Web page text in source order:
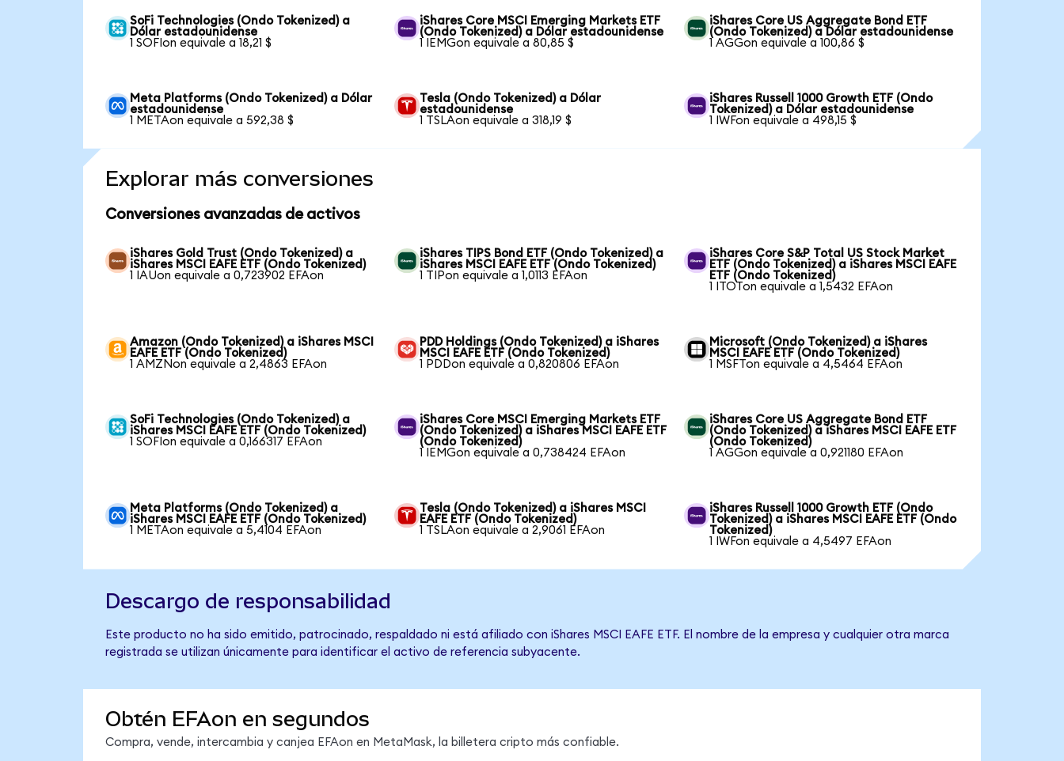
SoFi Technologies (Ondo Tokenized) a
Dólar estadounidense
1 SOFIon equivale a 18,21 $
iShares Core MSCI Emerging Markets ETF
(Ondo Tokenized) a Dólar estadounidense
1 IEMGon equivale a 80,85 $
iShares Core US Aggregate Bond ETF
(Ondo Tokenized) a Dólar estadounidense
1 AGGon equivale a 100,86 $
Meta Platforms (Ondo Tokenized) a Dólar
estadounidense
1 METAon equivale a 592,38 $
Tesla (Ondo Tokenized) a Dólar
estadounidense
1 TSLAon equivale a 318,19 $
iShares Russell 1000 Growth ETF (Ondo
Tokenized) a Dólar estadounidense
1 IWFon equivale a 498,15 $
Explorar más conversiones
Conversiones avanzadas de activos
iShares Gold Trust (Ondo Tokenized) a
iShares MSCI EAFE ETF (Ondo Tokenized)
1 IAUon equivale a 0,723902 EFAon
iShares TIPS Bond ETF (Ondo Tokenized) a
iShares MSCI EAFE ETF (Ondo Tokenized)
1 TIPon equivale a 1,0113 EFAon
iShares Core S&P Total US Stock Market
ETF (Ondo Tokenized) a iShares MSCI EAFE
ETF (Ondo Tokenized)
1 ITOTon equivale a 1,5432 EFAon
Amazon (Ondo Tokenized) a iShares MSCI
EAFE ETF (Ondo Tokenized)
1 AMZNon equivale a 2,4863 EFAon
PDD Holdings (Ondo Tokenized) a iShares
MSCI EAFE ETF (Ondo Tokenized)
1 PDDon equivale a 0,820806 EFAon
Microsoft (Ondo Tokenized) a iShares
MSCI EAFE ETF (Ondo Tokenized)
1 MSFTon equivale a 4,5464 EFAon
SoFi Technologies (Ondo Tokenized) a
iShares MSCI EAFE ETF (Ondo Tokenized)
1 SOFIon equivale a 0,166317 EFAon
iShares Core MSCI Emerging Markets ETF
(Ondo Tokenized) a iShares MSCI EAFE ETF
(Ondo Tokenized)
1 IEMGon equivale a 0,738424 EFAon
iShares Core US Aggregate Bond ETF
(Ondo Tokenized) a iShares MSCI EAFE ETF
(Ondo Tokenized)
1 AGGon equivale a 0,921180 EFAon
Meta Platforms (Ondo Tokenized) a
iShares MSCI EAFE ETF (Ondo Tokenized)
1 METAon equivale a 5,4104 EFAon
Tesla (Ondo Tokenized) a iShares MSCI
EAFE ETF (Ondo Tokenized)
1 TSLAon equivale a 2,9061 EFAon
iShares Russell 1000 Growth ETF (Ondo
Tokenized) a iShares MSCI EAFE ETF (Ondo
Tokenized)
1 IWFon equivale a 4,5497 EFAon
Descargo de responsabilidad
Este producto no ha sido emitido, patrocinado, respaldado ni está afiliado con iShares MSCI EAFE ETF. El nombre de la empresa y cualquier otra marca
registrada se utilizan únicamente para identificar el activo de referencia subyacente.
Obtén EFAon en segundos
Compra, vende, intercambia y canjea EFAon en MetaMask, la billetera cripto más confiable.